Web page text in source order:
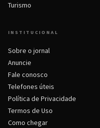
Turismo
INSTITUCIONAL
Sobre o jornal
Anuncie
Fale conosco
Telefones úteis
Política de Privacidade
Termos de Uso
Como chegar